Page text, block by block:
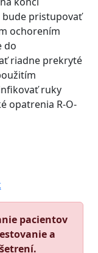
bude pristupovať
ochorením
do
riadne prekryté
ruky
opatrenia R-O-
pacientov
a